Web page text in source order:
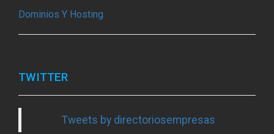
Dominios Y Hosting
TWITTER
Tweets by directoriosempresas